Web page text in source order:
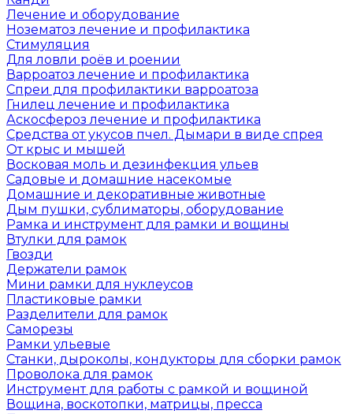
Лечение и оборудование
Нозематоз лечение и профилактика
Стимуляция
Для ловли роёв и роении
Варроатоз лечение и профилактика
Спреи для профилактики варроатоза
Гнилец лечение и профилактика
Аскосфероз лечение и профилактика
Средства от укусов пчел. Дымари в виде спрея
От крыс и мышей
Восковая моль и дезинфекция ульев
Садовые и домашние насекомые
Домашние и декоративные животные
Дым пушки, сублиматоры, оборудование
Рамка и инструмент для рамки и вощины
Втулки для рамок
Гвозди
Держатели рамок
Мини рамки для нуклеусов
Пластиковые рамки
Разделители для рамок
Саморезы
Рамки ульевые
Станки, дыроколы, кондукторы для сборки рамок
Проволока для рамок
Инструмент для работы с рамкой и вощиной
Вощина, воскотопки, матрицы, пресса